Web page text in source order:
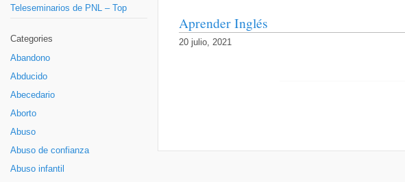
Teleseminarios de PNL – Top
Categories
Abandono
Abducido
Abecedario
Aborto
Abuso
Abuso de confianza
Abuso infantil
Aprender Inglés
20 julio, 2021